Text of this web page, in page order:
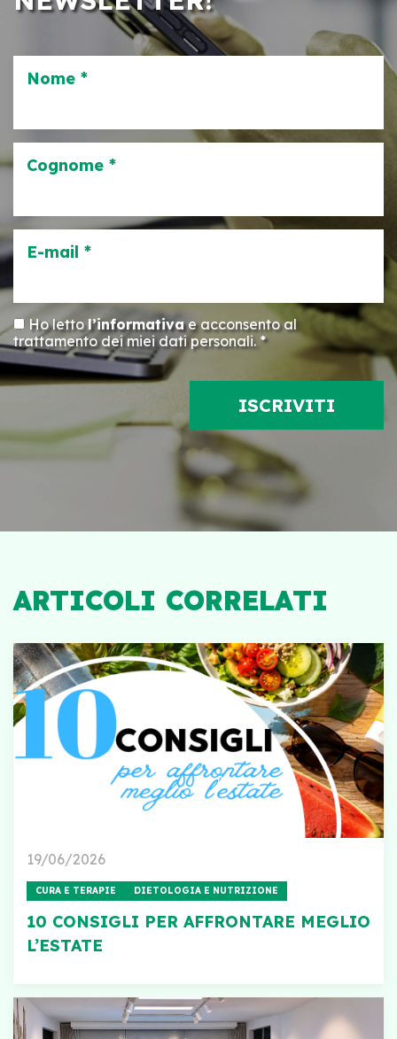
Nome *
Cognome *
E-mail *
Ho lettol’informativae acconsento al
trattamento dei miei dati personali. *
ARTICOLI CORRELATI
19/06/2026
CURA E TERAPIE DIETOLOGIA E NUTRIZIONE
10 CONSIGLI PER AFFRONTARE MEGLIO
L’ESTATE